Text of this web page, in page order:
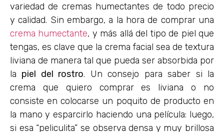
variedad de cremas humectantes de todo precio
y calidad. Sin embargo, a la hora de comprar una
crema humectante, y más allá del tipo de piel que
tengas, es clave que la crema facial sea de textura
liviana de manera tal que pueda ser absorbida por
la piel del rostro. Un consejo para saber si la
crema que quiero comprar es liviana o no
consiste en colocarse un poquito de producto en
la mano y esparcirlo haciendo una película: luego,
si esa “peliculita” se observa densa y muy brillosa